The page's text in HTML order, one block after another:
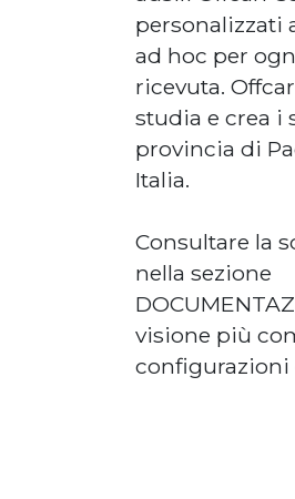
personalizzati
ad hoc per
ricevuta.
studia e crea i
provincia di
Italia.
Consultare la
nella sezione
visione più